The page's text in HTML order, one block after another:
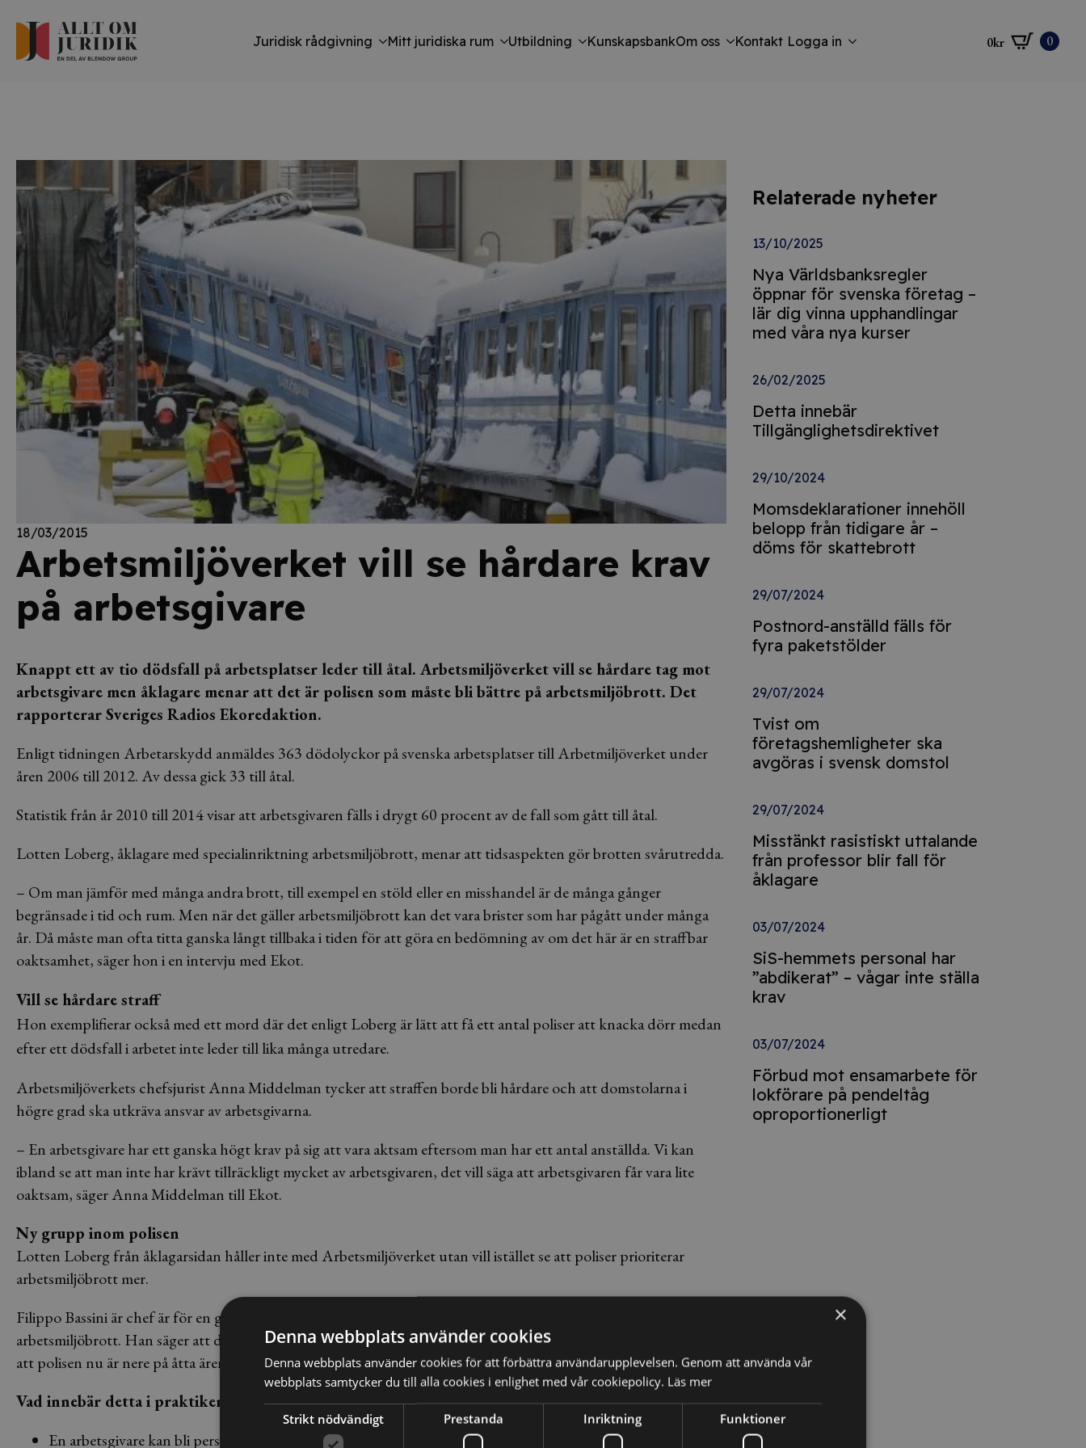
Juridisk rådgivning Mitt juridiska rum Utbildning KunskapsbankOm oss Kontakt Logga in 0kr 0
18/03/2015
Arbetsmiljöverket vill se hårdare krav
på arbetsgivare
Knappt ett av tio dödsfall på arbetsplatser leder till åtal. Arbetsmiljöverket vill se hårdare tag mot
arbetsgivare men åklagare menar att det är polisen som måste bli bättre på arbetsmiljöbrott. Det
rapporterar Sveriges Radios Ekoredaktion.
Enligt tidningen Arbetarskydd anmäldes 363 dödolyckor på svenska arbetsplatser till Arbetmiljöverket under
åren 2006 till 2012. Av dessa gick 33 till åtal.
Statistik från år 2010 till 2014 visar att arbetsgivaren fälls i drygt 60 procent av de fall som gått till åtal.
Lotten Loberg, åklagare med specialinriktning arbetsmiljöbrott, menar att tidsaspekten gör brotten svårutredda.
– Om man jämför med många andra brott, till exempel en stöld eller en misshandel är de många gånger
begränsade i tid och rum. Men när det gäller arbetsmiljöbrott kan det vara brister som har pågått under många
år. Då måste man ofta titta ganska långt tillbaka i tiden för att göra en bedömning av om det här är en straffbar
oaktsamhet, säger hon i en intervju med Ekot.
Vill se hårdare straff
Hon exemplifierar också med ett mord där det enligt Loberg är lätt att få ett antal poliser att knacka dörr medan
efter ett dödsfall i arbetet inte leder till lika många utredare.
Arbetsmiljöverkets chefsjurist Anna Middelman tycker att straffen borde bli hårdare och att domstolarna i
högre grad ska utkräva ansvar av arbetsgivarna.
– En arbetsgivare har ett ganska högt krav på sig att vara aktsam eftersom man har ett antal anställda. Vi kan
ibland se att man inte har krävt tillräckligt mycket av arbetsgivaren, det vill säga att arbetsgivaren får vara lite
oaktsam, säger Anna Middelman till Ekot.
Ny grupp inom polisen
Lotten Loberg från åklagarsidan håller inte med Arbetsmiljöverket utan vill istället se att poliser prioriterar
arbetsmiljöbrott mer.
Filippo Bassini är chef är för en grupp av poliser i Stockholm som sedan i höstas enbart arbetar med
arbetsmiljöbrott. Han säger att det för några år sedan låg 150 ärenden och väntade på en ledig handläggare men
att polisen nu är nere på åtta ärenden som står på tur för utredning.
Vad innebär detta i praktiken?
En arbetsgivare kan bli personligen straffansvarig och dömas för arbetsmiljöbrott om en anställd på grund
Relaterade nyheter
13/10/2025
Nya Världsbanksregler
öppnar för svenska företag –
lär dig vinna upphandlingar
med våra nya kurser
26/02/2025
Detta innebär
Tillgänglighetsdirektivet
29/10/2024
Momsdeklarationer innehöll
belopp från tidigare år –
döms för skattebrott
29/07/2024
Postnord-anställd fälls för
fyra paketstölder
29/07/2024
Tvist om
företagshemligheter ska
avgöras i svensk domstol
29/07/2024
Misstänkt rasistiskt uttalande
från professor blir fall för
åklagare
03/07/2024
SiS-hemmets personal har
”abdikerat” – vågar inte ställa
krav
03/07/2024
Förbud mot ensamarbete för
lokförare på pendeltåg
oproportionerligt
×
Denna webbplats använder cookies
Denna webbplats använder cookies för att förbättra användarupplevelsen. Genom att använda vår
webbplats samtycker du till alla cookies i enlighet med vår cookiepolicy. Läs mer
Strikt nödvändigt Prestanda Inriktning Funktioner